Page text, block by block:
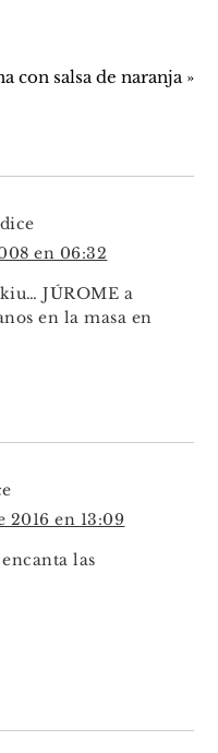
con salsa de naranja »
dice
en 06:32
JÚROME a
en la masa en
2016 en 13:09
las